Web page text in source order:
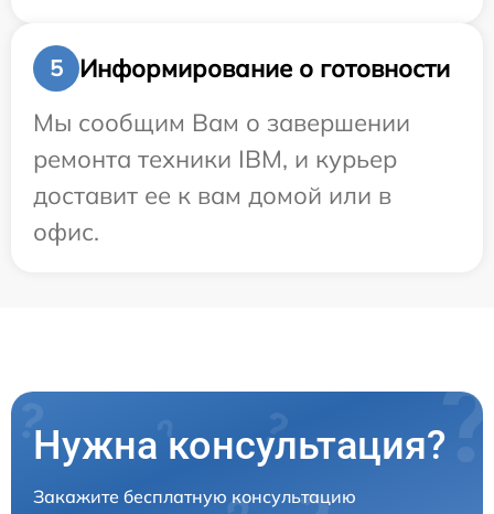
5
Информирование о готовности
Мы сообщим Вам о завершении
ремонта техники IBM, и курьер
доставит ее к вам домой или в
офис.
Нужна консультация?
Закажите бесплатную консультацию